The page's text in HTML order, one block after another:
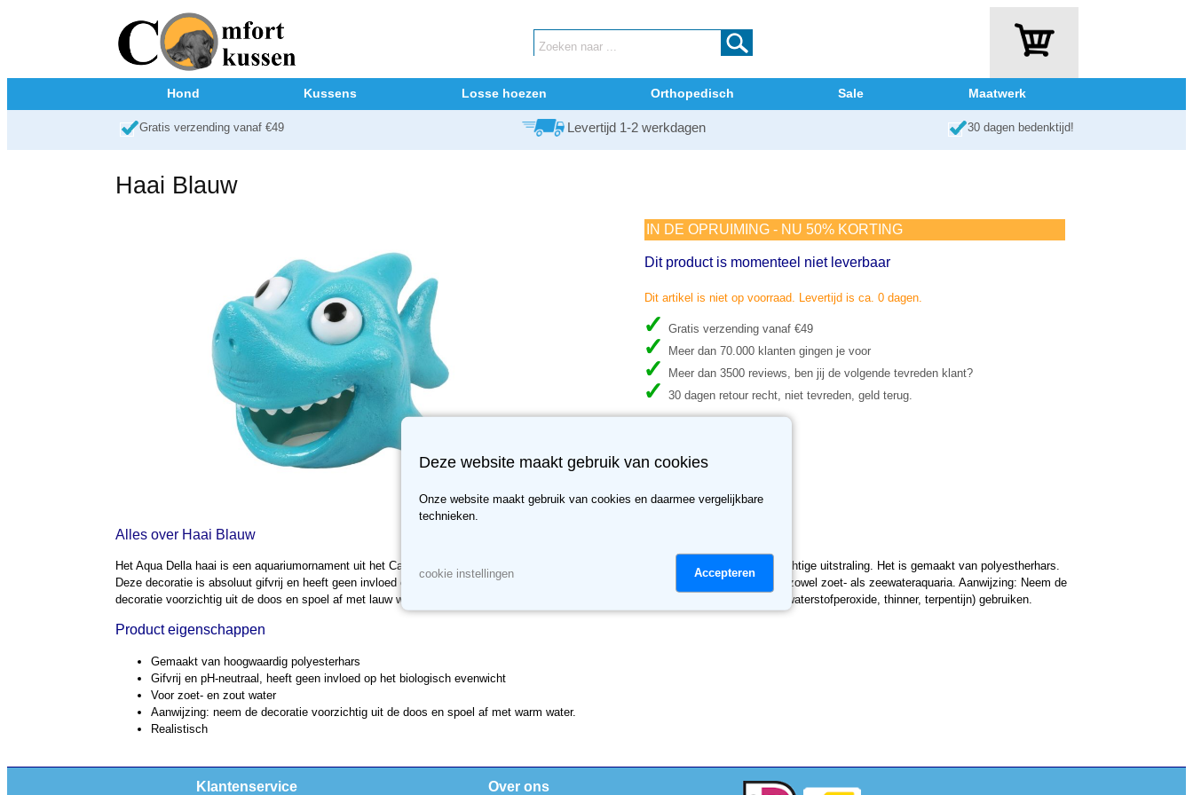
Hond Kussens Losse hoezen Orthopedisch Sale Maatwerk
Gratis verzending vanaf €49 Levertijd 1-2 werkdagen 30 dagen bedenktijd!
Haai Blauw
IN DE OPRUIMING - NU 50% KORTING
Dit product is momenteel niet leverbaar
Dit artikel is niet op voorraad. Levertijd is ca. 0 dagen.
Gratis verzending vanaf €49
Meer dan 70.000 klanten gingen je voor
Meer dan 3500 reviews, ben jij de volgende tevreden klant?
30 dagen retour recht, niet tevreden, geld terug.
Alles over Haai Blauw
Het Aqua Della haai is een aquariumornament uit het Cartoon dierenthema. Door de grote ogen krijgen de dieren een lieve cartoonachtige uitstraling. Het is gemaakt van polyestherhars.
Deze decoratie is absoluut gifvrij en heeft geen invloed op het biologisch evenwicht van je aquarium. De decoratie is geschikt voor zowel zoet- als zeewateraquaria. Aanwijzing: Neem de
decoratie voorzichtig uit de doos en spoel af met lauw water. Let op: geen zeep, allesreinigers of andere schoonmaakmiddelen (bv waterstofperoxide, thinner, terpentijn) gebruiken.
Product eigenschappen
Gemaakt van hoogwaardig polyesterhars
Gifvrij en pH-neutraal, heeft geen invloed op het biologisch evenwicht
Voor zoet- en zout water
Aanwijzing: neem de decoratie voorzichtig uit de doos en spoel af met warm water.
Realistisch
Klantenservice Over ons
Deze website maakt gebruik van cookies
Onze website maakt gebruik van cookies en daarmee vergelijkbare
technieken.
cookie instellingen Accepteren